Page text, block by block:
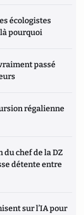
écologistes
pourquoi
passé
régalienne
du chef de la DZ
détente entre
sur l’IA pour